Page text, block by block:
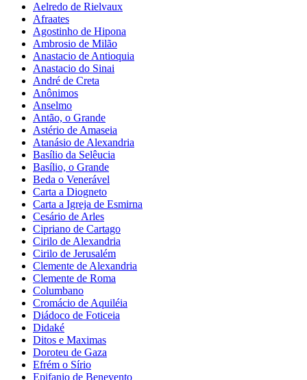
Aelredo de Rielvaux
Afraates
Agostinho de Hipona
Ambrosio de Milão
Anastacio de Antioquia
Anastacio do Sinai
André de Creta
Anônimos
Anselmo
Antão, o Grande
Astério de Amaseia
Atanásio de Alexandria
Basílio da Selêucia
Basílio, o Grande
Beda o Venerável
Carta a Diogneto
Carta a Igreja de Esmirna
Cesário de Arles
Cipriano de Cartago
Cirilo de Alexandria
Cirilo de Jerusalém
Clemente de Alexandria
Clemente de Roma
Columbano
Cromácio de Aquiléia
Diádoco de Foticeia
Didaké
Ditos e Maximas
Doroteu de Gaza
Efrém o Sírio
Epifanio de Benevento